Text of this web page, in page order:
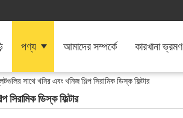
পণ্য আমাদের সম্পর্কে কারখানা ভ্রমণ
সাথে খনির এবং খনিজ শিল্প সিরামিক ডিস্ক ফিল্টার
সিরামিক ডিস্ক ফিল্টার